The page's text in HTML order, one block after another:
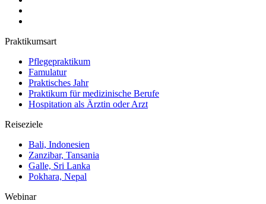
Praktikumsart
Pflegepraktikum
Famulatur
Praktisches Jahr
Praktikum für medizinische Berufe
Hospitation als Ärztin oder Arzt
Reiseziele
Bali, Indonesien
Zanzibar, Tansania
Galle, Sri Lanka
Pokhara, Nepal
Webinar